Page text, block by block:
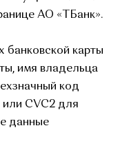
АО «ТБанк».
банковской карты
имя владельца
код
или CVC2 для
данные